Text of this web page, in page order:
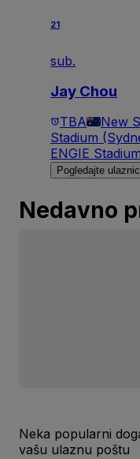
21
sub.
Jay Chou
TBA New
Stadium
ENGIE
Pogledajte
Nedavno
Neka popularni
vašu ulaznu poštu